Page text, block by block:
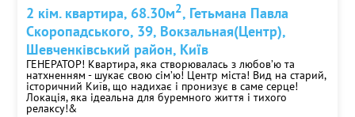
2 кім. квартира, 68.30м2, Гетьмана Павла
Скоропадського, 39, Вокзальная(Центр),
Шевченківський район, Київ
ГЕНЕРАТОР! Квартира, яка створювалась з любовʼю та
натхненням - шукає свою сімʼю! Центр міста! Вид на старий,
історичний Київ, що надихає і пронизує в саме серце!
Локація, яка ідеальна для буремного життя і тихого
релаксу!&